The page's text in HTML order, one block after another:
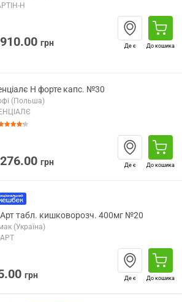
Н
910.00 грн Де є До кошика
Н форте капс. №30
(Польша)
276.00 грн Де є До кошика
Арт табл. кишковорозч. 400мг №20
(Україна)
грн Де є До кошика